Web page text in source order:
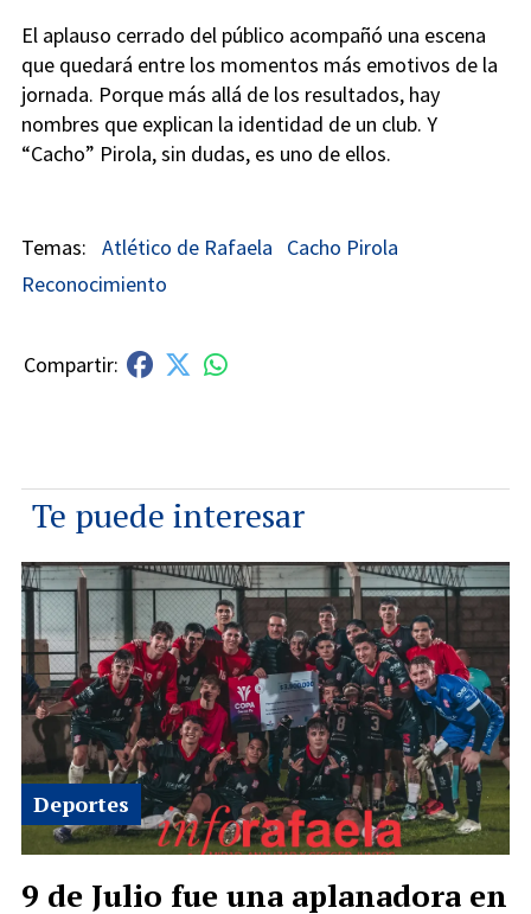
El aplauso cerrado del público acompañó una escena
que quedará entre los momentos más emotivos de la
jornada. Porque más allá de los resultados, hay
nombres que explican la identidad de un club. Y
“Cacho” Pirola, sin dudas, es uno de ellos.
Atlético de Rafaela
Cacho Pirola
Reconocimiento
Te puede interesar
9 de Julio fue una aplanadora en
Deportes